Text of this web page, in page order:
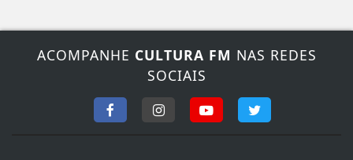
ACOMPANHE CULTURA FM NAS REDES
SOCIAIS